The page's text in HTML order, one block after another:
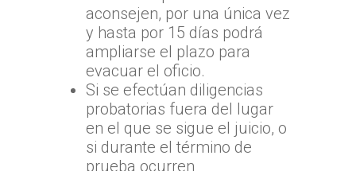
aconsejen, por una única vez
y hasta por 15 días podrá
ampliarse el plazo para
evacuar el oficio.
Si se efectúan diligencias
probatorias fuera del lugar
en el que se sigue el juicio, o
si durante el término de
prueba ocurren
TTA de la Región de
Magallanes y la
Chilena